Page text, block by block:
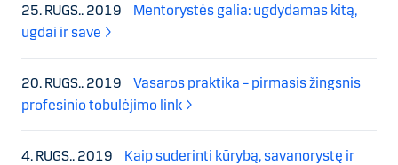
25. RUGS.. 2019
Mentorystės galia: ugdydamas kitą,
ugdai ir save
20. RUGS.. 2019
Vasaros praktika – pirmasis žingsnis
profesinio tobulėjimo link
4. RUGS.. 2019
Kaip suderinti kūrybą, savanorystę ir